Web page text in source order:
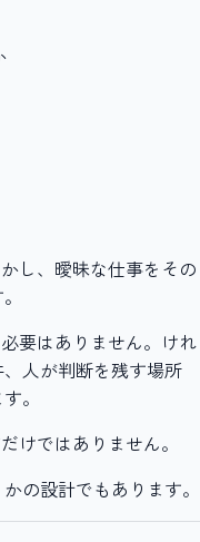
し、曖昧な仕事をその
要はありません。けれ
人が判断を残す場所
。
けではありません。
の設計でもあります。